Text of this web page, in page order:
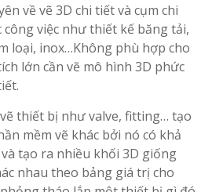
về vẽ 3D chi tiết và cụm chi
công việc như thiết kế băng tải,
loại, inox…Không phù hợp cho
lớn cần vẽ mô hình 3D phức
thiết bị như valve, fitting… tạo
mềm vẽ khác bởi nó có khả
tạo ra nhiều khối 3D giống
nhau theo bảng giá trị cho